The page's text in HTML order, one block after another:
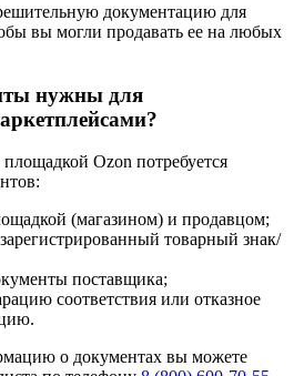
документацию для
вы могли продавать ее на любых
нужны для
Ozon потребуется
(магазином) и продавцом;
товарный знак/
поставщика;
соответствия или отказное
о документах вы можете